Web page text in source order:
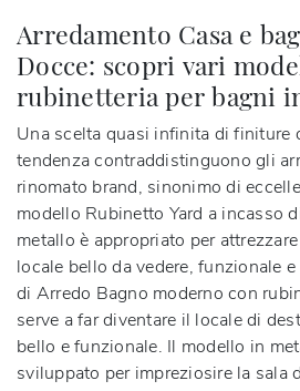
Arredamento Casa e
Docce: scopri vari
rubinetteria per bagni
Una scelta quasi infinita di finiture
tendenza contraddistinguono gli
rinomato brand, sinonimo di
modello Rubinetto Yard a incasso
metallo è appropriato per
locale bello da vedere, funzionale
di Arredo Bagno moderno con
serve a far diventare il locale di
bello e funzionale. Il modello in
sviluppato per impreziosire la sala